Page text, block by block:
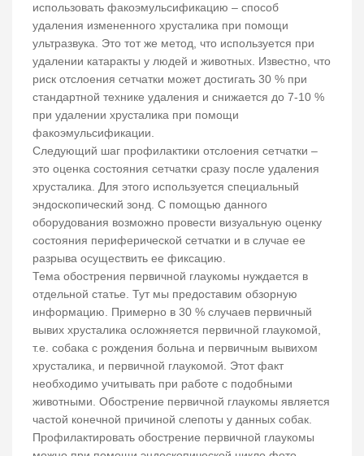
использовать факоэмульсификацию – способ
удаления измененного хрусталика при помощи
ультразвука. Это тот же метод, что используется при
удалении катаракты у людей и животных. Известно, что
риск отслоения сетчатки может достигать 30 % при
стандартной технике удаления и снижается до 7-10 %
при удалении хрусталика при помощи
факоэмульсификации.
Следующий шаг профилактики отслоения сетчатки –
это оценка состояния сетчатки сразу после удаления
хрусталика. Для этого используется специальный
эндоскопический зонд. С помощью данного
оборудования возможно провести визуальную оценку
состояния периферической сетчатки и в случае ее
разрыва осуществить ее фиксацию.
Тема обострения первичной глаукомы нуждается в
отдельной статье. Тут мы предоставим обзорную
информацию. Примерно в 30 % случаев первичный
вывих хрусталика осложняется первичной глаукомой,
т.е. собака с рождения больна и первичным вывихом
хрусталика, и первичной глаукомой. Этот факт
необходимо учитывать при работе с подобными
животными. Обострение первичной глаукомы является
частой конечной причиной слепоты у данных собак.
Профилактировать обострение первичной глаукомы